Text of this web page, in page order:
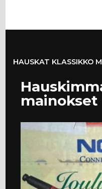
HAUSKAT KLASSIKKO
mainokset